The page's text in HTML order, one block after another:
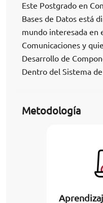
Este Postgrado en
Bases de Datos está
mundo interesada en
Comunicaciones y
Desarrollo de
Dentro del Sistema
Metodología